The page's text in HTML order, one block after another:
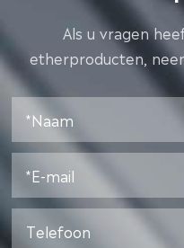
Als u vragen
etherproducten,